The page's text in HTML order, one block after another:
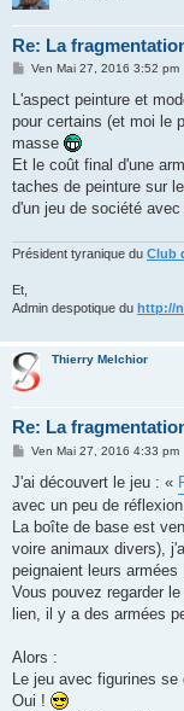
Re: La
M
s
a
g
Ven Mai 27, 2016 3:52 pm
L'aspect peinture et
pour certains (et moi le
masse
Et le coût final d'une
taches de peinture sur
d'un jeu de société
Président tyranique du Club
Et,
Admin despotique du http://
Thierry Melchior
Re: La
M
s
a
g
e
Ven Mai 27, 2016 4:33 pm
J'ai découvert le jeu : «
avec un peu de
La boîte de base est
voire animaux divers),
peignaient leurs armées
Vous pouvez regarder
lien, il y a des armées
Alors :
Le jeu avec figurines se
Oui !